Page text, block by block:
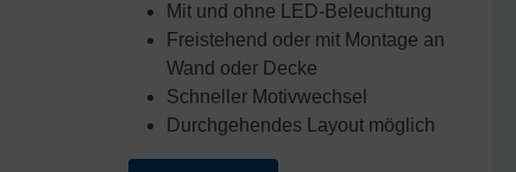
Mit und ohne LED-Beleuchtung
Freistehend oder mit Montage an
Wand oder Decke
Schneller Motivwechsel
Durchgehendes Layout möglich